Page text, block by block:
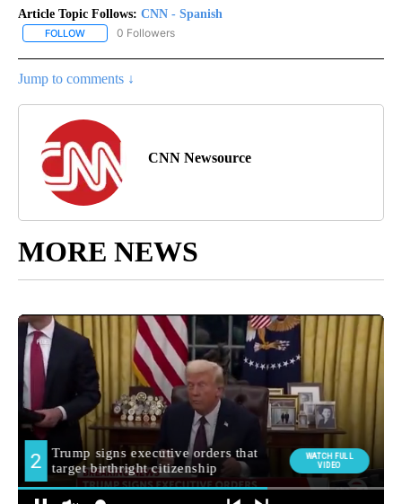
Article Topic Follows: CNN - Spanish
FOLLOW FOLLOW "CNN - SPANISH" TO RECEIVE NOTIFICATIONS ABOUT
0 Followers
Jump to comments ↓
CNN Newsource
MORE NEWS